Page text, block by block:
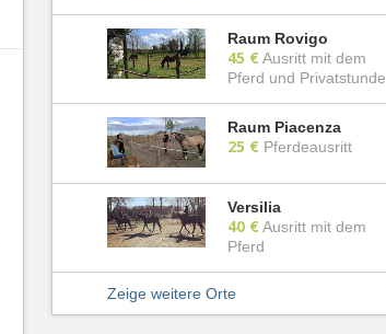
Raum Rovigo
45 €Ausritt mit dem
Pferd und Privatstunde
Raum Piacenza
25 € Pferdeausritt
Versilia
40 €Ausritt mit dem
Pferd
Zeige weitere Orte